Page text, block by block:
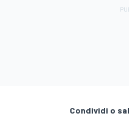
Condividi o